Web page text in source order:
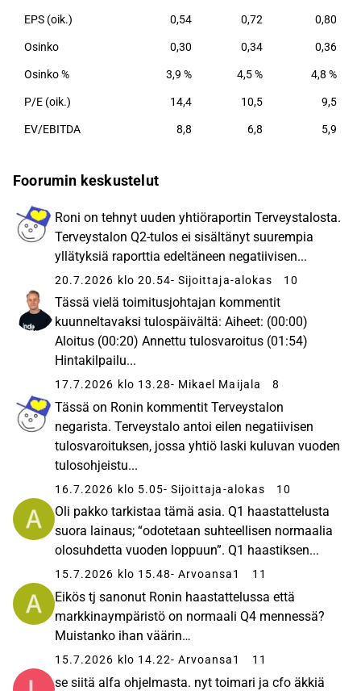
EPS (oik.) 0,54 0,72 0,80
Osinko 0,30 0,34 0,36
Osinko % 3,9 % 4,5 % 4,8 %
P/E (oik.) 14,4 10,5 9,5
EV/EBITDA 8,8 6,8 5,9
Foorumin keskustelut
Roni on tehnyt uuden yhtiöraportin Terveystalosta.
Terveystalon Q2-tulos ei sisältänyt suurempia
yllätyksiä raporttia edeltäneen negatiivisen...
20.7.2026 klo 20.54- Sijoittaja-alokas 10
Tässä vielä toimitusjohtajan kommentit
kuunneltavaksi tulospäivältä: Aiheet: (00:00)
Aloitus (00:20) Annettu tulosvaroitus (01:54)
Hintakilpailu...
17.7.2026 klo 13.28- Mikael Maijala 8
Tässä on Ronin kommentit Terveystalon
negarista. Terveystalo antoi eilen negatiivisen
tulosvaroituksen, jossa yhtiö laski kuluvan vuoden
tulosohjeistu...
16.7.2026 klo 5.05- Sijoittaja-alokas 10
Oli pakko tarkistaa tämä asia. Q1 haastattelusta
suora lainaus; “odotetaan suhteellisen normaalia
olosuhdetta vuoden loppuun”. Q1 haastiksen...
15.7.2026 klo 15.48- Arvoansa1 11
Eikös tj sanonut Ronin haastattelussa että
markkinaympäristö on normaali Q4 mennessä?
Muistanko ihan väärin…
15.7.2026 klo 14.22- Arvoansa1 11
se siitä alfa ohjelmasta. nyt toimari ja cfo äkkiä